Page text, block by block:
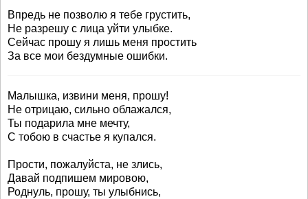
Впредь не позволю я тебе грустить,
Не разрешу с лица уйти улыбке.
Сейчас прошу я лишь меня простить
За все мои бездумные ошибки.
Малышка, извини меня, прошу!
Не отрицаю, сильно облажался,
Ты подарила мне мечту,
С тобою в счастье я купался.
Прости, пожалуйста, не злись,
Давай подпишем мировою,
Роднуль, прошу, ты улыбнись,